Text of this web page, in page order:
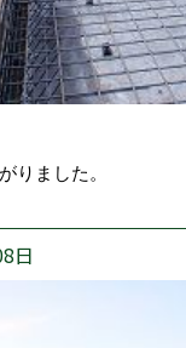
りました。
日